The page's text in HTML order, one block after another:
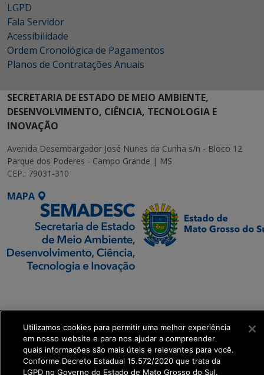
LGPD
Fala Servidor
Acessibilidade
Ordem Cronológica de Pagamentos
Planos de Contratações Anuais
SECRETARIA DE ESTADO DE MEIO AMBIENTE,
DESENVOLVIMENTO, CIÊNCIA, TECNOLOGIA E
INOVAÇÃO
Avenida Desembargador José Nunes da Cunha s/n - Bloco 12
Parque dos Poderes - Campo Grande | MS
CEP.: 79031-310
MAPA
Transformação Digital
get_footer();
Utilizamos cookies para permitir uma melhor experiência
em nosso website e para nos ajudar a compreender
quais informações são mais úteis e relevantes para você.
Conforme Decreto Estadual 15.572/2020 que trata da
LGPD no Governo do Estado de Mato Grosso do Sul.